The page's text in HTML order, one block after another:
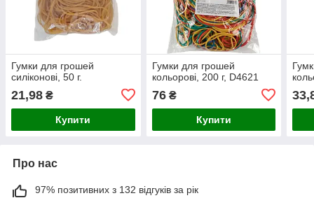
Гумки для грошей
силіконові, 50 г.
21,98 ₴
Купити
Гумки для грошей
кольорові, 200 г, D4621
76₴
Купити
Про нас
97% позитивних з 132 відгуків за рік